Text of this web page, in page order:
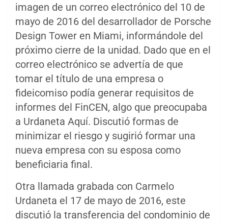
imagen de un correo electrónico del 10 de
mayo de 2016 del desarrollador de Porsche
Design Tower en Miami, informándole del
próximo cierre de la unidad. Dado que en el
correo electrónico se advertía de que
tomar el título de una empresa o
fideicomiso podía generar requisitos de
informes del FinCEN, algo que preocupaba
a Urdaneta Aquí. Discutió formas de
minimizar el riesgo y sugirió formar una
nueva empresa con su esposa como
beneficiaria final.
Otra llamada grabada con Carmelo
Urdaneta el 17 de mayo de 2016, este
discutió la transferencia del condominio de